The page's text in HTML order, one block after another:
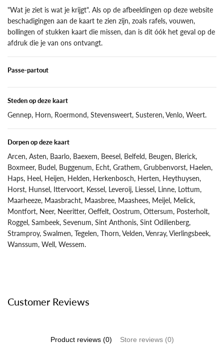
"Wat je ziet is wat je krijgt". Als op de afbeeldingen op deze website
beschadigingen aan de kaart te zien zijn, zoals rafels, vouwen,
bollingen of stukken kaart die missen, dan is dit óók het geval op de
afdruk die je van ons ontvangt.
Passe-partout
Steden op deze kaart
Gennep, Horn, Roermond, Stevensweert, Susteren, Venlo, Weert.
Dorpen op deze kaart
Arcen, Asten, Baarlo, Baexem, Beesel, Belfeld, Beugen, Blerick,
Boxmeer, Budel, Buggenum, Echt, Grathem, Grubbenvorst, Haelen,
Haps, Heel, Heijen, Helden, Herkenbosch, Herten, Heythuysen,
Horst, Hunsel, Ittervoort, Kessel, Leveroij, Liessel, Linne, Lottum,
Maarheeze, Maasbracht, Maasbree, Maashees, Meijel, Melick,
Montfort, Neer, Neeritter, Oeffelt, Oostrum, Ottersum, Posterholt,
Roggel, Sambeek, Sevenum, Sint Anthonis, Sint Odilienberg,
Stramproy, Swalmen, Tegelen, Thorn, Velden, Venray, Vierlingsbeek,
Wanssum, Well, Wessem.
Customer Reviews
Product reviews (0) Store reviews (0)